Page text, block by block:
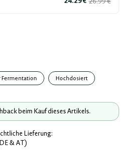
Hochdosiert
beim Kauf dieses Artikels.
Lieferung:
& AT)